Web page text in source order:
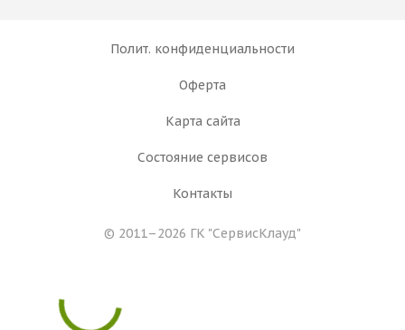
Полит. конфиденциальности
Оферта
Карта сайта
Состояние сервисов
Контакты
© 2011–2026 ГК "СервисКлауд"